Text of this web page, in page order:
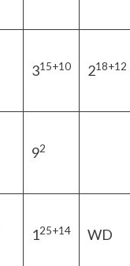
315+10 218+12
92
125+14 WD